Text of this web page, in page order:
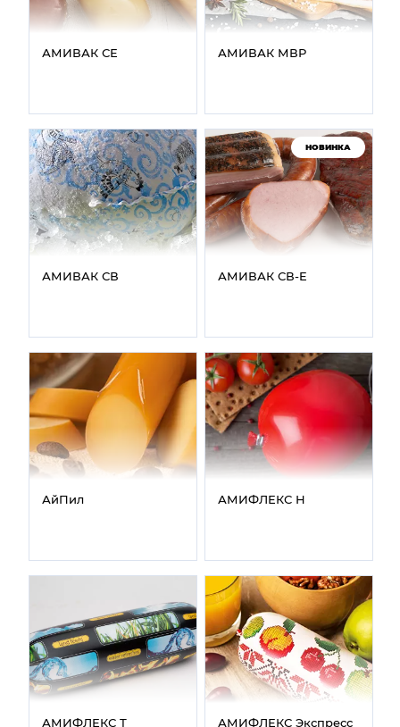
АМИВАК СЕ АМИВАК МВР
АМИВАК СВ
НОВИНКА
АМИВАК СВ‑E
АйПил АМИФЛЕКС Н
АМИФЛЕКС Т АМИФЛЕКС Экспресс